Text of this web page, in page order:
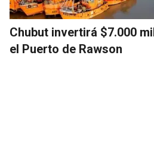
Chubut invertirá $7.000
el Puerto de Rawson